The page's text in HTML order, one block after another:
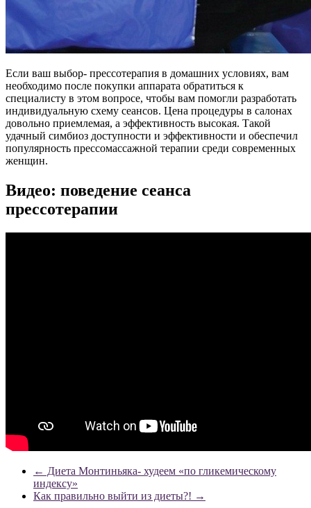
Если ваш выбор- прессотерапия в домашних условиях, вам
необходимо после покупки аппарата обратиться к
специалисту в этом вопросе, чтобы вам помогли разработать
индивидуальную схему сеансов. Цена процедуры в салонах
довольно приемлемая, а эффективность высокая. Такой
удачный симбиоз доступности и эффективности и обеспечил
популярность прессомассажной терапии среди современных
женщин.
Видео: поведение сеанса
прессотерапии
← Диета Монтиньяка- худеем «по гликемическому
индексу»
Как правильно выйти из диеты?! →